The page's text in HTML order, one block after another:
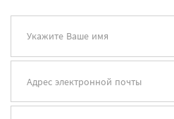
Укажите Ваше имя
Адрес электронной почты